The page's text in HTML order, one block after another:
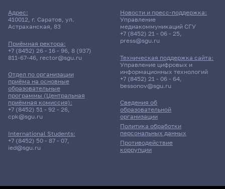
Адрес:
410012, г. Саратов, ул.
Астраханская, 83
Приёмная ректора:
+7 (8452) 26 - 16 - 96, 8 (937)
811-67-46, rector@sgu.ru
Отдел по организации
приёма на основные
образовательные
программы (Центральная
приёмная комиссия):
+7 (8452) 51 - 92 - 26,
cpk@sgu.ru
International Students:
+7 (8452) 50 - 87 - 07,
ied@sgu.ru
Сведения об
образовательной
организации
Политика обработки
персональных данных
Противодействие
коррупции
Новости и пресс-поддержка:
Управление
медиакоммуникаций СГУ
+7 (8452) 21 - 06 - 25,
press@sgu.ru
Техническая поддержка сайта:
Управление цифровых и
информационных технологий
+7 (8452) 21 - 06 - 64,
bessonov@sgu.ru